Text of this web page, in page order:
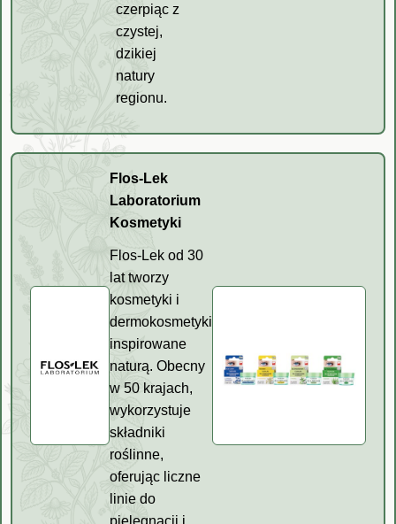
czerpiąc z
czystej,
dzikiej
natury
regionu.
Flos-Lek
Laboratorium
Kosmetyki
Flos-Lek od 30
lat tworzy
kosmetyki i
dermokosmetyki
inspirowane
naturą. Obecny
w 50 krajach,
wykorzystuje
składniki
roślinne,
oferując liczne
linie do
pielęgnacji i